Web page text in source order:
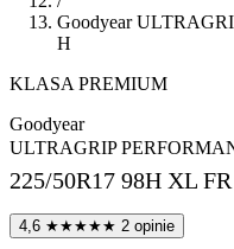
Goodyear
H
KLASA PREMIUM
Goodyear
ULTRAGRIP
225/50R17 98H XL
4,6 ★★★★★ 2 opinie